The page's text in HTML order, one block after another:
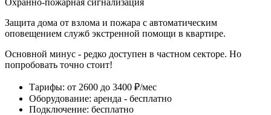
Охранно-пожарная сигнализация
Защита дома от взлома и пожара с автоматическим
оповещением служб экстренной помощи в квартире.
Основной минус - редко доступен в частном секторе. Но
попробовать точно стоит!
Тарифы: от 2600 до 3400 ₽/мес
Оборудование: аренда - бесплатно
Подключение: бесплатно